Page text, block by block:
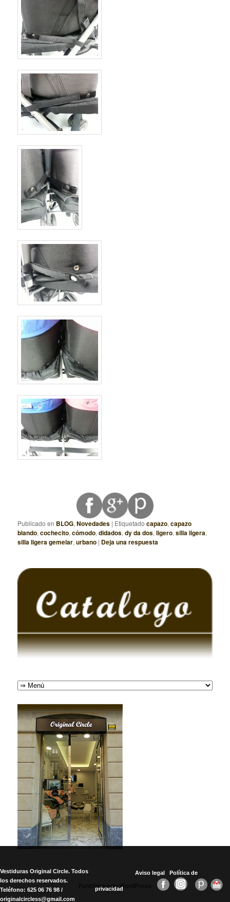
Publicado en BLOG,Novedades | Etiquetado capazo,capazo
blando,cochecito,cómodo,didados,dy da dos,ligero,silla ligera,
silla ligera gemelar,urbano | Deja una respuesta
Funciona con WordPress
Vestiduras Original Circle. Todos
los derechos reservados.
Teléfono: 625 06 76 98 /
originalcircless@gmail.com
Aviso legal Política de
privacidad